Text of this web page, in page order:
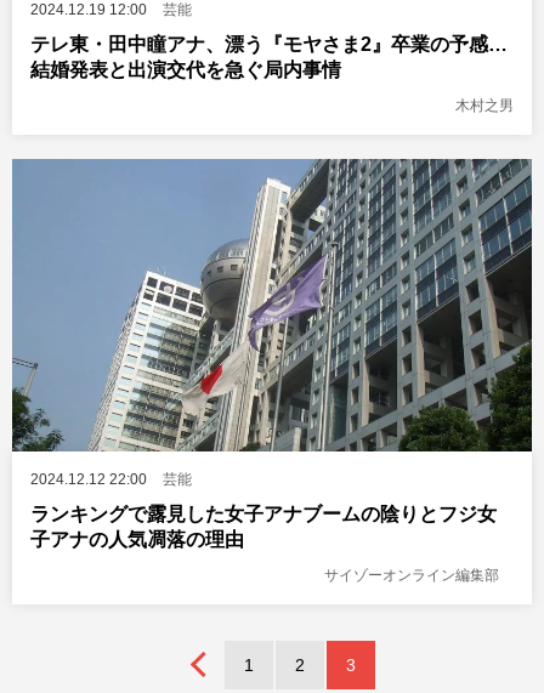
2024.12.19 12:00 芸能
テレ東・田中瞳アナ、漂う『モヤさま2』卒業の予感…
結婚発表と出演交代を急ぐ局内事情
木村之男
2024.12.12 22:00 芸能
ランキングで露見した女子アナブームの陰りとフジ女
子アナの人気凋落の理由
サイゾーオンライン編集部
1 2 3